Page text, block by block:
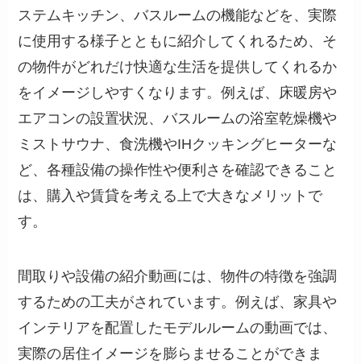
ステムキッチン、バスルームの機能などを、実際
に使用する様子とともに紹介してくれるため、そ
の物件がどれだけ快適な生活を提供してくれるか
をイメージしやすくなります。例えば、床暖房や
エアコンの設置状況、バスルームの浴室乾燥機や
ミストサウナ、食洗機やIHクッキングヒーターな
ど、各種設備の操作性や便利さを確認できること
は、購入や賃貸を考える上で大きなメリットで
す。
間取りや設備の紹介動画には、物件の特徴を強調
するための工夫がされています。例えば、家具や
インテリアを配置したモデルルームの動画では、
実際の居住イメージを膨らませることができま